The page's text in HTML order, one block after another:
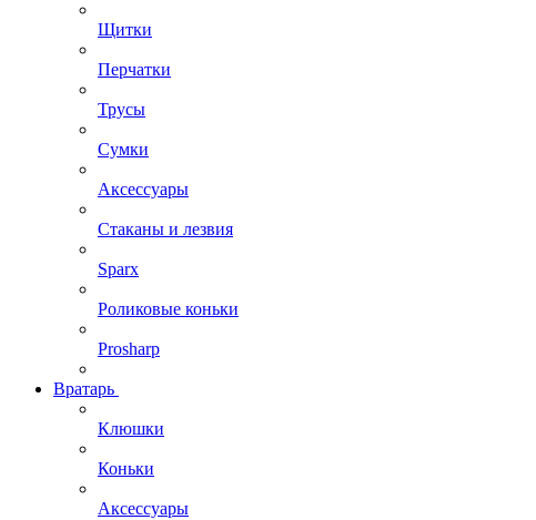
Щитки
Перчатки
Трусы
Сумки
Аксессуары
Стаканы и лезвия
Sparx
Роликовые коньки
Prosharp
Вратарь
Клюшки
Коньки
Аксессуары